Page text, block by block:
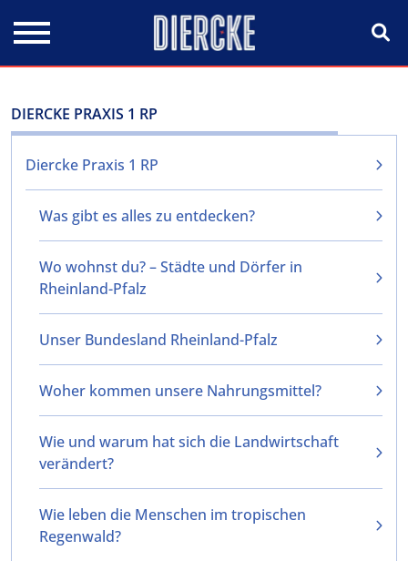
DIERCKE PRAXIS 1 RP
Diercke Praxis 1 RP
Was gibt es alles zu entdecken?
Wo wohnst du? – Städte und Dörfer in
Rheinland-Pfalz
Unser Bundesland Rheinland-Pfalz
Woher kommen unsere Nahrungsmittel?
Wie und warum hat sich die Landwirtschaft
verändert?
Wie leben die Menschen im tropischen
Regenwald?